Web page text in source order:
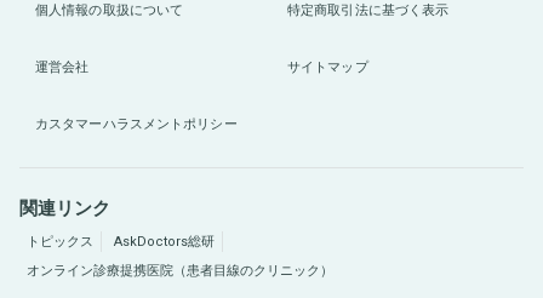
個人情報の取扱について 特定商取引法に基づく表示
運営会社 サイトマップ
カスタマーハラスメントポリシー
関連リンク
トピックス
AskDoctors総研
オンライン診療提携医院（患者目線のクリニック）